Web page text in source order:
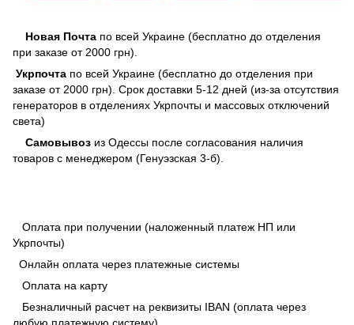
Новая Почта по всей Украине (бесплатно до отделения
при заказе от 2000 грн).
Укрпочта по всей Украине (бесплатно до отделения при
заказе от 2000 грн). Срок доставки 5-12 дней (из-за отсутствия
генераторов в отделениях Укрпочты и массовых отключений
света)
Самовывоз из Одессы после согласования наличия
товаров с менеджером (Генуэзская 3-б).
Оплата при получении (наложенный платеж НП или
Укрпочты)
Онлайн оплата через платежные системы
Оплата на карту
Безналичный расчет на реквизиты IBAN (оплата через